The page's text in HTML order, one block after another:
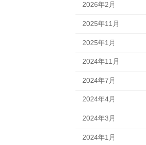
2026年2月
2025年11月
2025年1月
2024年11月
2024年7月
2024年4月
2024年3月
2024年1月